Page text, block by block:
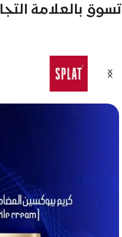
تسوق بالعلامة